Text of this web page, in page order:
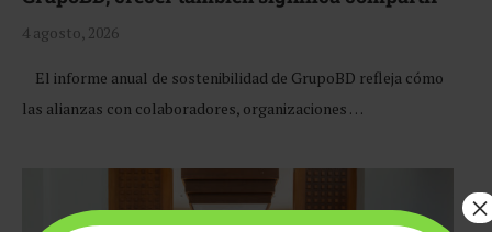
4 agosto, 2026
El informe anual de sostenibilidad de GrupoBD refleja cómo
las alianzas con colaboradores, organizaciones …
×